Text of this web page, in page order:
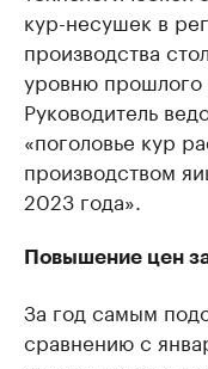
кур-несушек в
производства
уровню прошлого
Руководитель
«поголовье кур
производством
2023 года».
Повышение цен
За год самым
сравнению с